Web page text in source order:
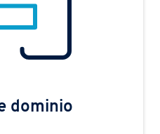
dominio